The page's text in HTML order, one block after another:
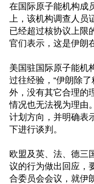
在国际原子能机构成
上，该机构调查人员
已经超过核协议上限
官们表示，这是伊朗
美国驻国际原子能机
过往经验，“伊朗除
外，没有其它合理的
情况也无法视为理由
计划方向，并明确表
下进行谈判。
欧盟及英、法、德三
议的行为做出回应，
合委员会会议，就伊